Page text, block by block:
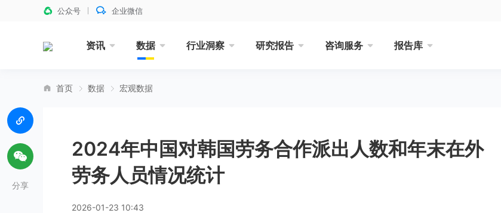
公众号 企业微信
资讯 数据 行业洞察 研究报告 咨询服务 报告库
首页 数据 宏观数据
2024年中国对韩国劳务合作派出人数和年末在外
劳务人员情况统计
2026-01-23 10:43
分享